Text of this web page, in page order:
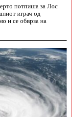
потпиша за Лос
играч од
и се обврза на